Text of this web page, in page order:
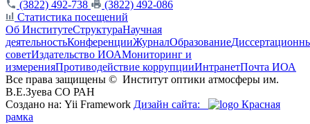
(3822) 492-738
(3822) 492-086
Статистика посещений
Об ИнститутеСтруктураНаучная
деятельностьКонференцииЖурналОбразование
советИздательство ИОАМониторинг и
измеренияПротиводействие коррупцииИнтранетПочта ИОА
Все права защищены © Институт оптики атмосферы им.
В.Е.Зуева СО РАН
Создано на: Yii Framework Дизайн сайта:
Красная
рамка